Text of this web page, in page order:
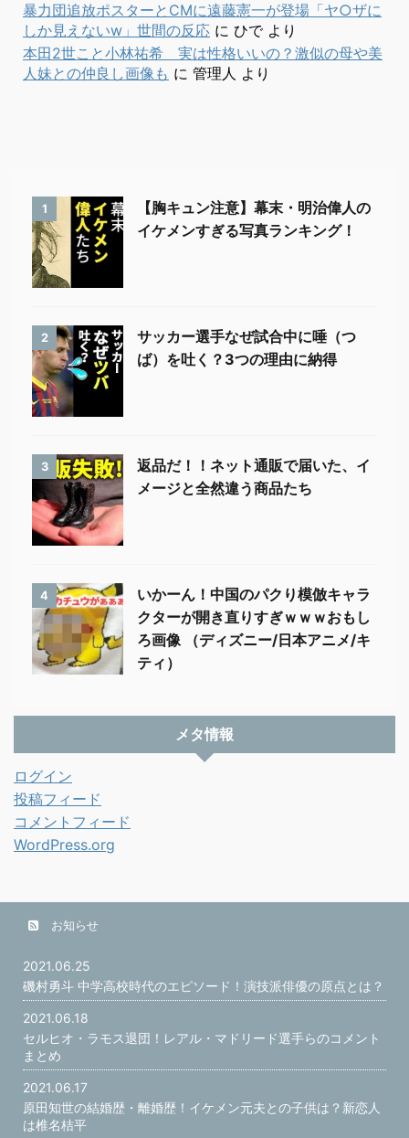
暴力団追放ポスターとCMに遠藤憲一が登場「ヤ○ザに
しか見えないw」世間の反応 に ひでより
本田2世こと小林祐希 実は性格いいの？激似の母や美
人妹との仲良し画像も に 管理人 より
1
【胸キュン注意】幕末・明治偉人の
イケメンすぎる写真ランキング！
2
サッカー選手なぜ試合中に唾（つ
ば）を吐く？3つの理由に納得
3
返品だ！！ネット通販で届いた、イ
メージと全然違う商品たち
4
いかーん！中国のパクり模倣キャラ
クターが開き直りすぎｗｗｗおもし
ろ画像 （ディズニー/日本アニメ/キ
ティ）
メタ情報
ログイン
投稿フィード
コメントフィード
WordPress.org
お知らせ
2021.06.25
磯村勇斗 中学高校時代のエピソード！演技派俳優の原点とは？
2021.06.18
セルヒオ・ラモス退団！レアル・マドリード選手らのコメント
まとめ
2021.06.17
原田知世の結婚歴・離婚歴！イケメン元夫との子供は？新恋人
は椎名桔平